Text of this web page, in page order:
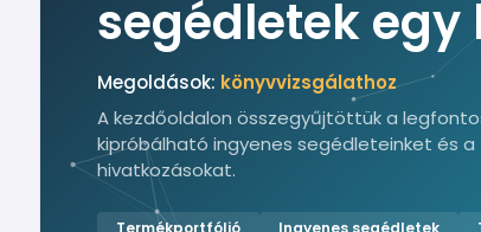
segédletek egy
Megoldások: könyvvizsgálathoz|
A kezdőoldalon összegyűjtöttük a
kipróbálható ingyenes segédleteinket és
hivatkozásokat.
Termékportfólió Ingyenes segédletek